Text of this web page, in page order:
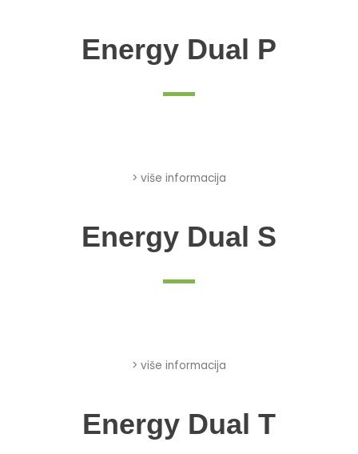
Energy Dual P
> više informacija
Energy Dual S
> više informacija
Energy Dual T